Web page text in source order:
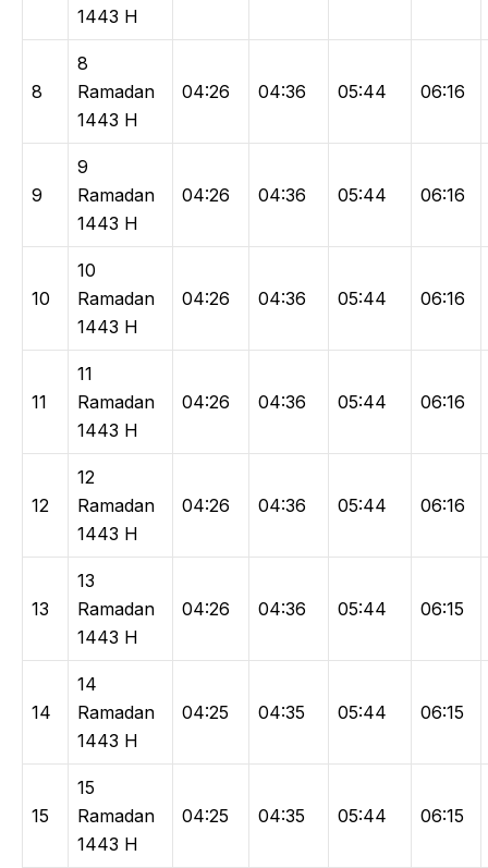
1443 H
8
8
Ramadan
1443 H
04:26 04:36 05:44 06:16
9
9
Ramadan
1443 H
04:26 04:36 05:44 06:16
10
10
Ramadan
1443 H
04:26 04:36 05:44 06:16
11
11
Ramadan
1443 H
04:26 04:36 05:44 06:16
12
12
Ramadan
1443 H
04:26 04:36 05:44 06:16
13
13
Ramadan
1443 H
04:26 04:36 05:44 06:15
14
14
Ramadan
1443 H
04:25 04:35 05:44 06:15
15
15
Ramadan
1443 H
04:25 04:35 05:44 06:15